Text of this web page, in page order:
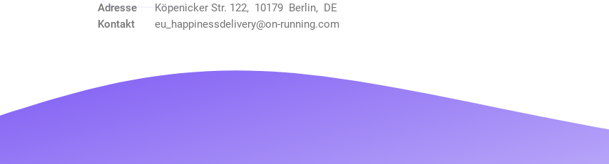
Adresse
Köpenicker Str. 122, 10179 Berlin, DE
Kontakt
eu_happinessdelivery@on-running.com